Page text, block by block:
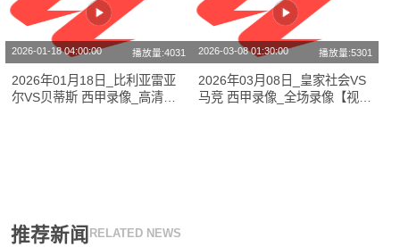
2026-01-18 04:00:00 播放量:4031
2026年01月18日_比利亚雷亚
尔VS贝蒂斯 西甲录像_高清录
2026-03-08 01:30:00 播放量:5301
2026年03月08日_皇家社会VS
马竞 西甲录像_全场录像【视频
推荐新闻 RELATED NEWS